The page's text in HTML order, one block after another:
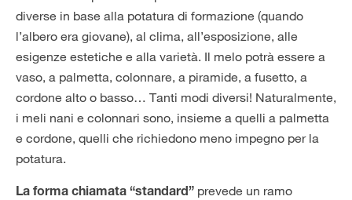
diverse in base alla potatura di formazione (quando
l’albero era giovane), al clima, all’esposizione, alle
esigenze estetiche e alla varietà. Il melo potrà essere a
vaso, a palmetta, colonnare, a piramide, a fusetto, a
cordone alto o basso… Tanti modi diversi! Naturalmente,
i meli nani e colonnari sono, insieme a quelli a palmetta
e cordone, quelli che richiedono meno impegno per la
potatura.
La forma chiamata “standard” prevede un ramo